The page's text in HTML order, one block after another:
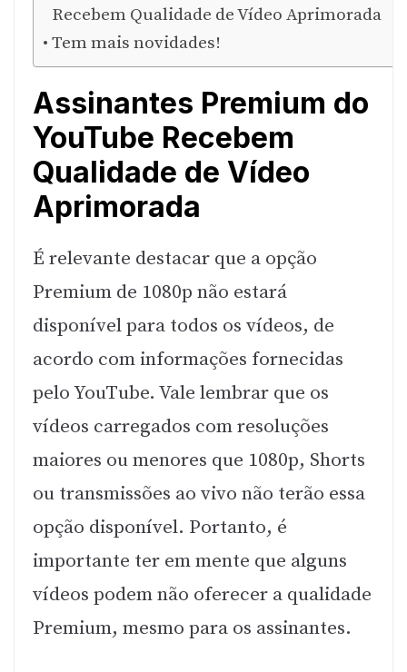
Recebem Qualidade de Vídeo Aprimorada
Tem mais novidades!
Assinantes Premium do
YouTube Recebem
Qualidade de Vídeo
Aprimorada
É relevante destacar que a opção
Premium de 1080p não estará
disponível para todos os vídeos, de
acordo com informações fornecidas
pelo YouTube. Vale lembrar que os
vídeos carregados com resoluções
maiores ou menores que 1080p, Shorts
ou transmissões ao vivo não terão essa
opção disponível. Portanto, é
importante ter em mente que alguns
vídeos podem não oferecer a qualidade
Premium, mesmo para os assinantes.